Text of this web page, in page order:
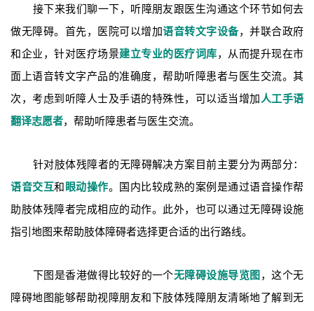
接下来我们聊一下，听障朋友跟医生沟通这个环节如何去
做无障碍。首先，医院可以增加语音转文字设备，并联合政府
和企业，针对医疗场景建立专业的医疗词库，从而提升现在市
面上语音转文字产品的准确度，帮助听障患者与医生交流。其
次，考虑到听障人士及手语的特殊性，可以适当增加人工手语
翻译志愿者，帮助听障患者与医生交流。
针对肢体残障者的无障碍解决方案目前主要分为两部分：
语音交互和眼动操作。国内比较成熟的案例是通过语音操作帮
助肢体残障者完成相应的动作。此外，也可以通过无障碍设施
指引地图来帮助肢体障碍者选择更合适的出行路线。
下图是香港做得比较好的一个无障碍设施导览图，这个无
障碍地图能够帮助视障朋友和下肢体残障朋友清晰地了解到无